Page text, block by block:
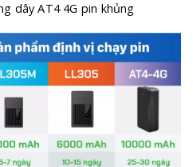
dây AT4 4G pin khủng